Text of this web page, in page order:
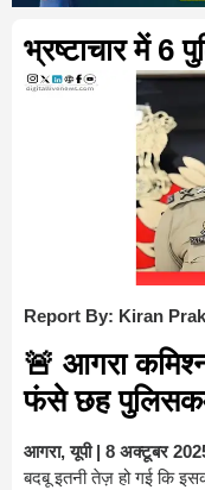
भ्रष्टाचार में 6
Report By: Kiran
🚨 आगरा
फंसे छह
आगरा, यूपी | 8 अक्टूबर
बदबू इतनी तेज़ हो गई कि